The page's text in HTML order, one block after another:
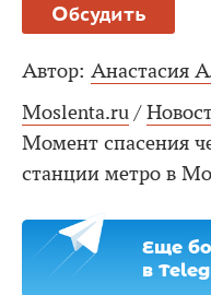
Обсудить
Автор: Анастасия
Moslenta.ru /
Момент спасения
станции метро в
Еще
в